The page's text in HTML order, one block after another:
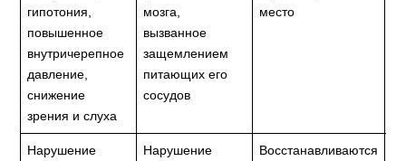
гипотония,
повышенное
внутричерепное
давление,
снижение
зрения и слуха
мозга,
вызванное
защемлением
питающих его
сосудов
место
Нарушение
Нарушение
Восстанавливаются